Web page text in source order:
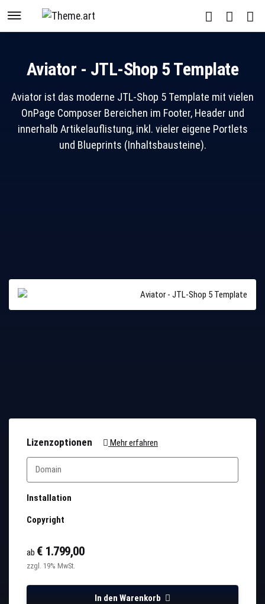
Aviator - JTL-Shop 5 Template
Aviator ist das moderne JTL-Shop 5 Template mit vielen
OnPage Composer Bereichen im Footer, Header und
innerhalb Artikelauflistung, inkl. vieler eigene Portlets
und Blueprints (Inhaltsbausteine).
Lizenzoptionen Mehr erfahren
Installation
Copyright
ab € 1.799,00
zzgl. 19% MwSt.
In den Warenkorb